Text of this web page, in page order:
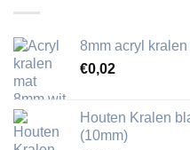
8mm acryl kralen
€0,02
Houten Kralen
(10mm)